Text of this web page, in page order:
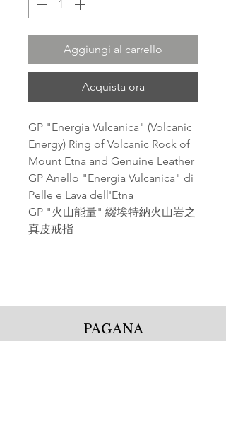
Aggiungi al carrello
Acquista ora
GP "Energia Vulcanica" (Volcanic
Energy) Ring of Volcanic Rock of
Mount Etna and Genuine Leather
GP Anello "Energia Vulcanica" di
Pelle e Lava dell'Etna
GP "火山能量" 綴埃特納火山岩之
真皮戒指
PAGANA